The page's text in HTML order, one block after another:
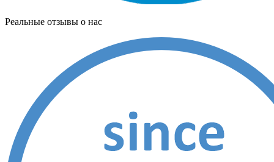
Реальные отзывы о нас